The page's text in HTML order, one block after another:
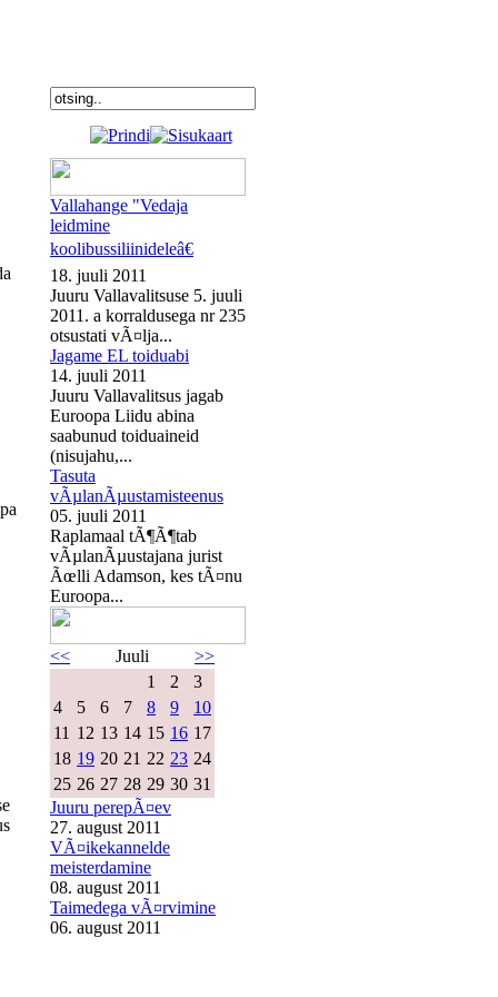
Vallahange "Vedaja
leidmine
koolibussiliinideleâ€
18. juuli 2011
Juuru Vallavalitsuse 5. juuli
2011. a korraldusega nr 235
otsustati vÃ¤lja...
Jagame EL toiduabi
14. juuli 2011
Juuru Vallavalitsus jagab
Euroopa Liidu abina
saabunud toiduaineid
(nisujahu,...
Tasuta
vÃµlanÃµustamisteenus
05. juuli 2011
Raplamaal tÃ¶Ã¶tab
vÃµlanÃµustajana jurist
Ãœlli Adamson, kes tÃ¤nu
Euroopa...
<< Juuli
>>
1
2
3
4
5 6 7 8 9
10
11 12 13 14 15 16 17
18 19 20 21 22 23 24
25 26 27 28 29 30 31
Juuru perepÃ¤ev
27. august 2011
VÃ¤ikekannelde
meisterdamine
08. august 2011
Taimedega vÃ¤rvimine
06. august 2011